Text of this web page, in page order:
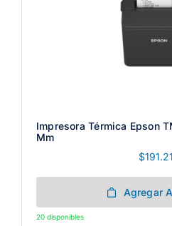
Impresora Térmica Epson
Mm
$
Agregar
20 disponibles